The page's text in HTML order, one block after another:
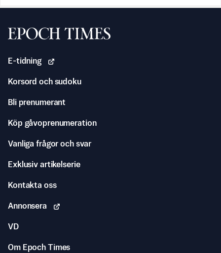
Svenska Epoch Times
E-tidning
Korsord och sudoku
Bli prenumerant
Köp gåvoprenumeration
Vanliga frågor och svar
Exklusiv artikelserie
Kontakta oss
Annonsera
VD
Om Epoch Times